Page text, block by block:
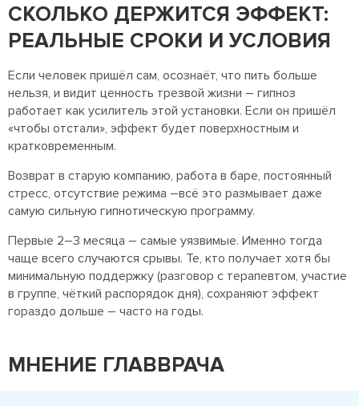
СКОЛЬКО ДЕРЖИТСЯ ЭФФЕКТ:
РЕАЛЬНЫЕ СРОКИ И УСЛОВИЯ
Если человек пришёл сам, осознаёт, что пить больше
нельзя, и видит ценность трезвой жизни – гипноз
работает как усилитель этой установки. Если он пришёл
«чтобы отстали», эффект будет поверхностным и
кратковременным.
Возврат в старую компанию, работа в баре, постоянный
стресс, отсутствие режима –всё это размывает даже
самую сильную гипнотическую программу.
Первые 2–3 месяца – самые уязвимые. Именно тогда
чаще всего случаются срывы. Те, кто получает хотя бы
минимальную поддержку (разговор с терапевтом, участие
в группе, чёткий распорядок дня), сохраняют эффект
гораздо дольше – часто на годы.
МНЕНИЕ ГЛАВВРАЧА